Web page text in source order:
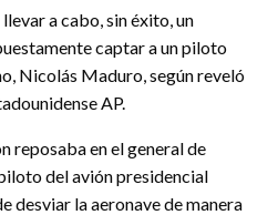
a cabo, sin éxito, un
captar a un piloto
Nicolás Maduro, según reveló
AP.
reposaba en el general de
del avión presidencial
desviar la aeronave de manera